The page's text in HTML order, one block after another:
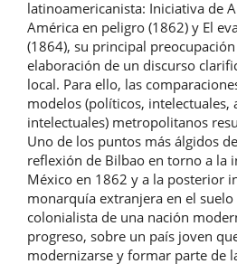
latinoamericanista: Iniciativa de
América en peligro (1862) y El
(1864), su principal
elaboración de un discurso
local. Para ello, las
modelos (políticos, intelectuales,
intelectuales) metropolitanos
Uno de los puntos más álgidos
reflexión de Bilbao en torno a la
México en 1862 y a la posterior
monarquía extranjera en el
colonialista de una nación
progreso, sobre un país joven
modernizarse y formar parte de